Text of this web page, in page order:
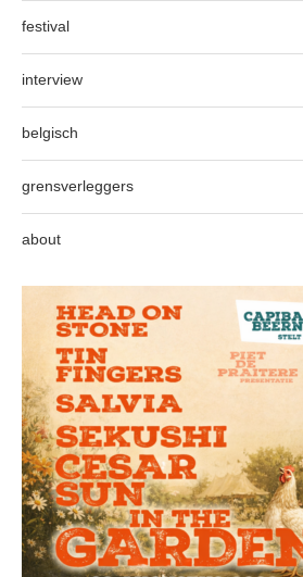
festival
interview
belgisch
grensverleggers
about